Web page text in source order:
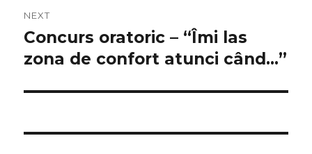
NEXT
Next
post:
Concurs oratoric – “Îmi las
zona de confort atunci când…”